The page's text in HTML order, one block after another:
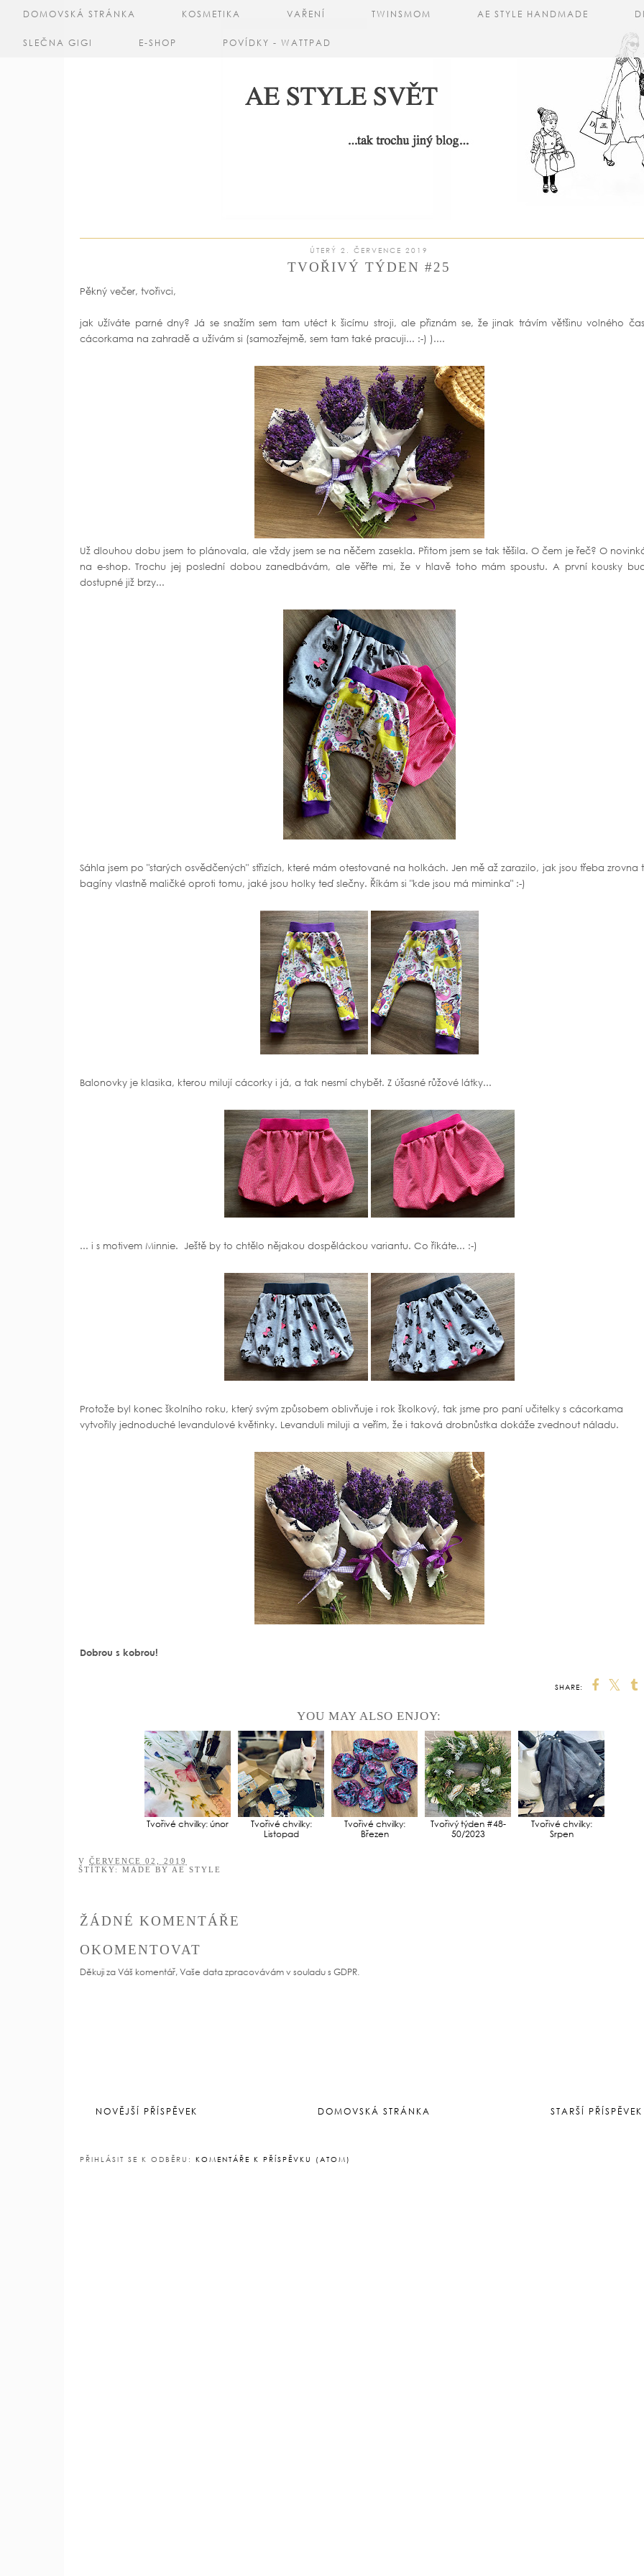
DOMOVSKÁ STRÁNKA KOSMETIKA VAŘENÍ TWINSMOM AE STYLE HANDMADE
SLEČNA GIGI E-SHOP POVÍDKY - WATTPAD
ÚTERÝ 2. ČERVENCE 2019
TVOŘIVÝ TÝDEN #25
Pěkný večer, tvořivci,
jak užíváte parné dny? Já se snažím sem tam utéct k šicímu stroji, ale přiznám se, že jinak trávím většinu volného
cácorkama na zahradě a užívám si (samozřejmě, sem tam také pracuji... :-) )....
Už dlouhou dobu jsem to plánovala, ale vždy jsem se na něčem zasekla. Přitom jsem se tak těšila. O čem je řeč? O
na e-shop. Trochu jej poslední dobou zanedbávám, ale věřte mi, že v hlavě toho mám spoustu. A první kousky
dostupné již brzy...
Sáhla jsem po "starých osvědčených" střizích, které mám otestované na holkách. Jen mě až zarazilo, jak jsou třeba zrovna
bagíny vlastně maličké oproti tomu, jaké jsou holky teď slečny. Říkám si "kde jsou má miminka" :-)
Balonovky je klasika, kterou milují cácorky i já, a tak nesmí chybět. Z úšasné růžové látky...
... i s motivem Minnie. Ještě by to chtělo nějakou dospěláckou variantu. Co říkáte... :-)
Protože byl konec školního roku, který svým způsobem oblivňuje i rok školkový, tak jsme pro paní učitelky s cácorkama
vytvořily jednoduché levandulové květinky. Levanduli miluji a veřím, že i taková drobnůstka dokáže zvednout náladu.
Dobrou s kobrou!
SHARE:
YOU MAY ALSO ENJOY:
Tvořivé chvilky: únor
Tvořivé chvilky:
Listopad
Tvořivé chvilky:
Březen
Tvořivý týden #48-
50/2023
Tvořivé chvilky:
Srpen
V ČERVENCE 02, 2019
ŠTÍTKY: MADE BY AE STYLE
ŽÁDNÉ KOMENTÁŘE
OKOMENTOVAT
Děkuji za Váš komentář, Vaše data zpracovávám v souladu s GDPR.
NOVĚJŠÍ PŘÍSPĚVEK STARŠÍ PŘÍSPĚVEK
DOMOVSKÁ STRÁNKA
PŘIHLÁSIT SE K ODBĚRU: KOMENTÁŘE K PŘÍSPĚVKU (ATOM)